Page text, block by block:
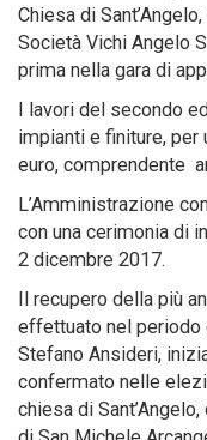
Chiesa di
Società Vichi Angelo
prima nella gara di
I lavori del secondo
impianti e finiture,
euro, comprendente
L’Amministrazione
con una cerimonia di
2 dicembre 2017.
Il recupero della più
effettuato nel periodo
Stefano Ansideri,
confermato nelle
chiesa di